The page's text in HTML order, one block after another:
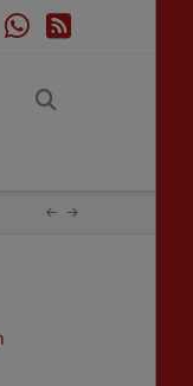
Whatsapp
RSS